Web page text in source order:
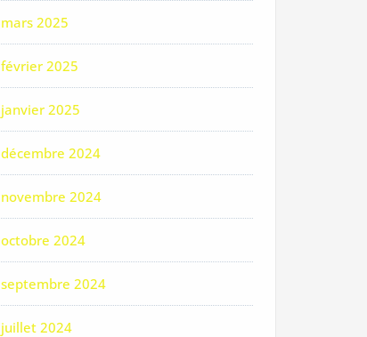
mars 2025
février 2025
janvier 2025
décembre 2024
novembre 2024
octobre 2024
septembre 2024
juillet 2024